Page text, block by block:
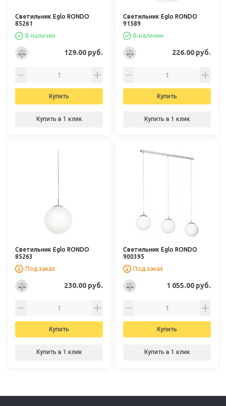
Светильник Eglo RONDO
85261
В наличии
129.00 руб.
Купить
Купить в 1 клик
Светильник Eglo RONDO
91589
В наличии
226.00 руб.
Купить
Купить в 1 клик
Светильник Eglo RONDO
85263
Под заказ
230.00 руб.
Купить
Купить в 1 клик
Светильник Eglo RONDO
900395
Под заказ
1 055.00 руб.
Купить
Купить в 1 клик